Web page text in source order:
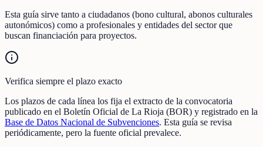
Esta guía sirve tanto a ciudadanos (bono cultural, abonos culturales
autonómicos) como a profesionales y entidades del sector que
buscan financiación para proyectos.
Verifica siempre el plazo exacto
Los plazos de cada línea los fija el extracto de la convocatoria
publicado en el Boletín Oficial de La Rioja (BOR) y registrado en la
Base de Datos Nacional de Subvenciones. Esta guía se revisa
periódicamente, pero la fuente oficial prevalece.